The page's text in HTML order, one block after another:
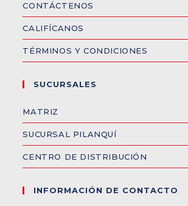
CONTÁCTENOS
CALIFÍCANOS
TÉRMINOS Y CONDICIONES
SUCURSALES
MATRIZ
SUCURSAL PILANQUÍ
CENTRO DE DISTRIBUCIÓN
INFORMACIÓN DE CONTACTO